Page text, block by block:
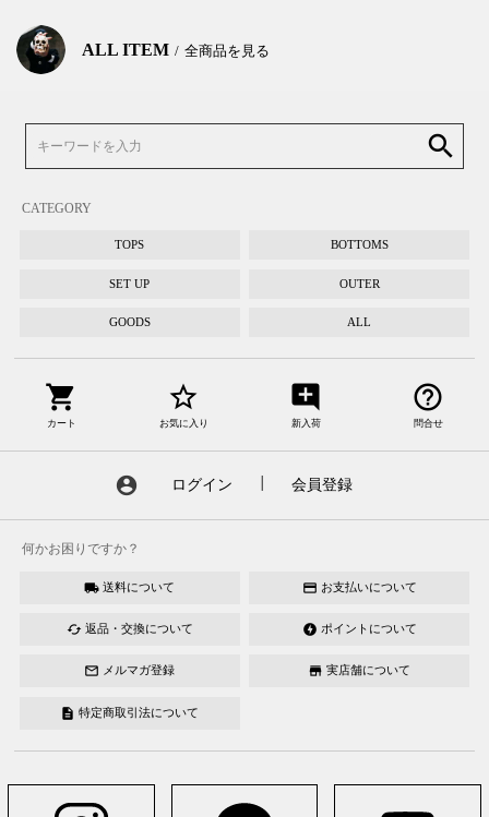
ALL ITEM 全商品を見る
search
CATEGORY
TOPS BOTTOMS
SET UP OUTER
GOODS ALL
shopping_cart
カート
star_border
お気に入り
add_comment
新入荷
help_outline
問合せ
account_circle ログイン 会員登録
何かお困りですか？
local_shipping 送料について credit_card お支払いについて
cached 返品・交換について offline_bolt ポイントについて
mail_outline メルマガ登録 store 実店舗について
description 特定商取引法について